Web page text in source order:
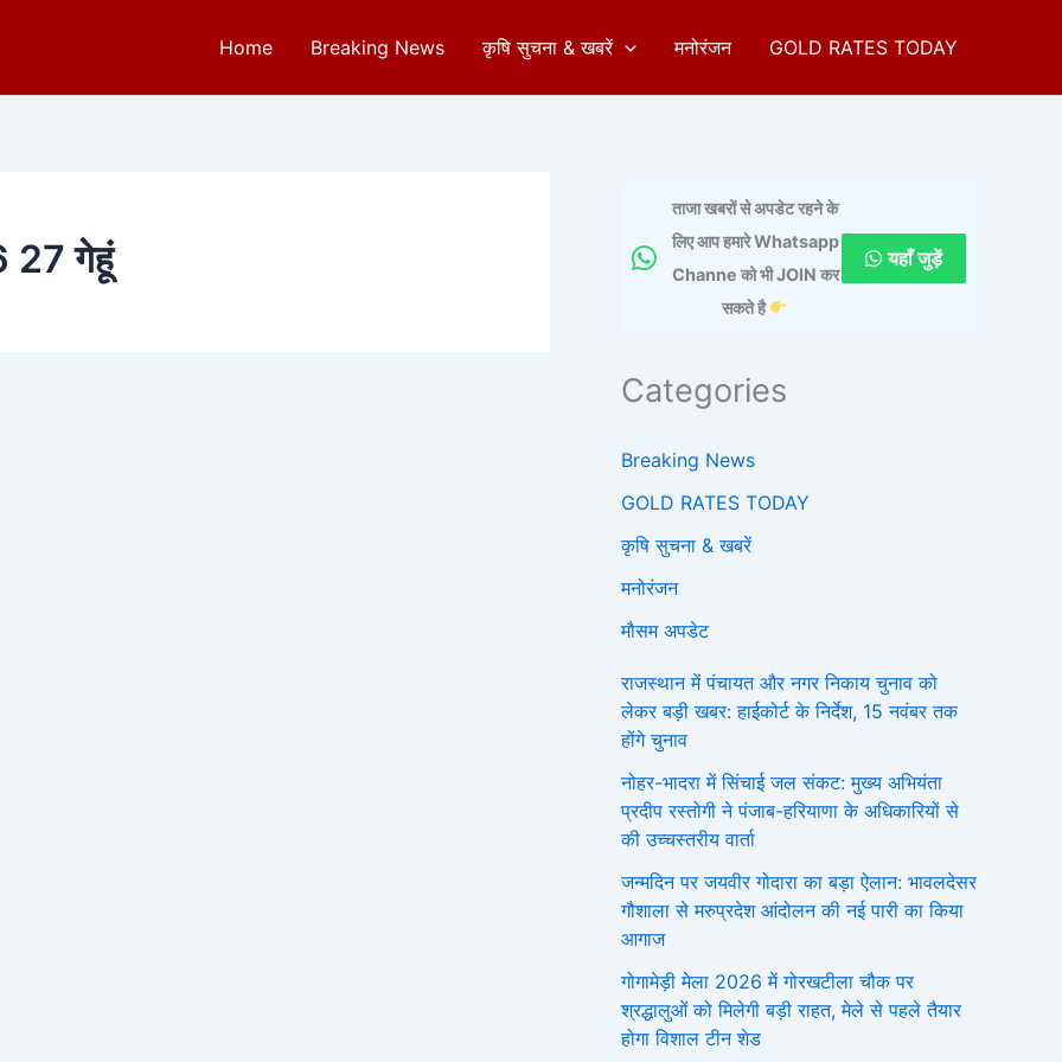
Home Breaking News कृषि सुचना & खबरें मनोरंजन GOLD RATES TODAY
27 गेहूं
ताजा खबरों से अपडेट रहने के
लिए आप हमारे Whatsapp
Channe को भी JOIN कर
सकते है
यहाँ जुड़ें
Categories
Breaking News
GOLD RATES TODAY
कृषि सुचना & खबरें
मनोरंजन
मौसम अपडेट
राजस्थान में पंचायत और नगर निकाय चुनाव को
लेकर बड़ी खबर: हाईकोर्ट के निर्देश, 15 नवंबर तक
होंगे चुनाव
नोहर-भादरा में सिंचाई जल संकट: मुख्य अभियंता
प्रदीप रस्तोगी ने पंजाब-हरियाणा के अधिकारियों से
की उच्चस्तरीय वार्ता
जन्मदिन पर जयवीर गोदारा का बड़ा ऐलान: भावलदेसर
गौशाला से मरुप्रदेश आंदोलन की नई पारी का किया
आगाज
गोगामेड़ी मेला 2026 में गोरखटीला चौक पर
श्रद्धालुओं को मिलेगी बड़ी राहत, मेले से पहले तैयार
होगा विशाल टीन शेड